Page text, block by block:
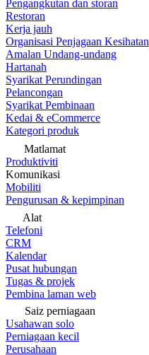
Pengangkutan dan storan
Restoran
Kerja jauh
Organisasi Penjagaan Kesihatan
Amalan Undang-undang
Hartanah
Syarikat Perundingan
Pelancongan
Syarikat Pembinaan
Kedai & eCommerce
Kategori produk
Matlamat
Produktiviti
Komunikasi
Mobiliti
Pengurusan & kepimpinan
Alat
Telefoni
CRM
Kalendar
Pusat hubungan
Tugas & projek
Pembina laman web
Saiz perniagaan
Usahawan solo
Perniagaan kecil
Perusahaan